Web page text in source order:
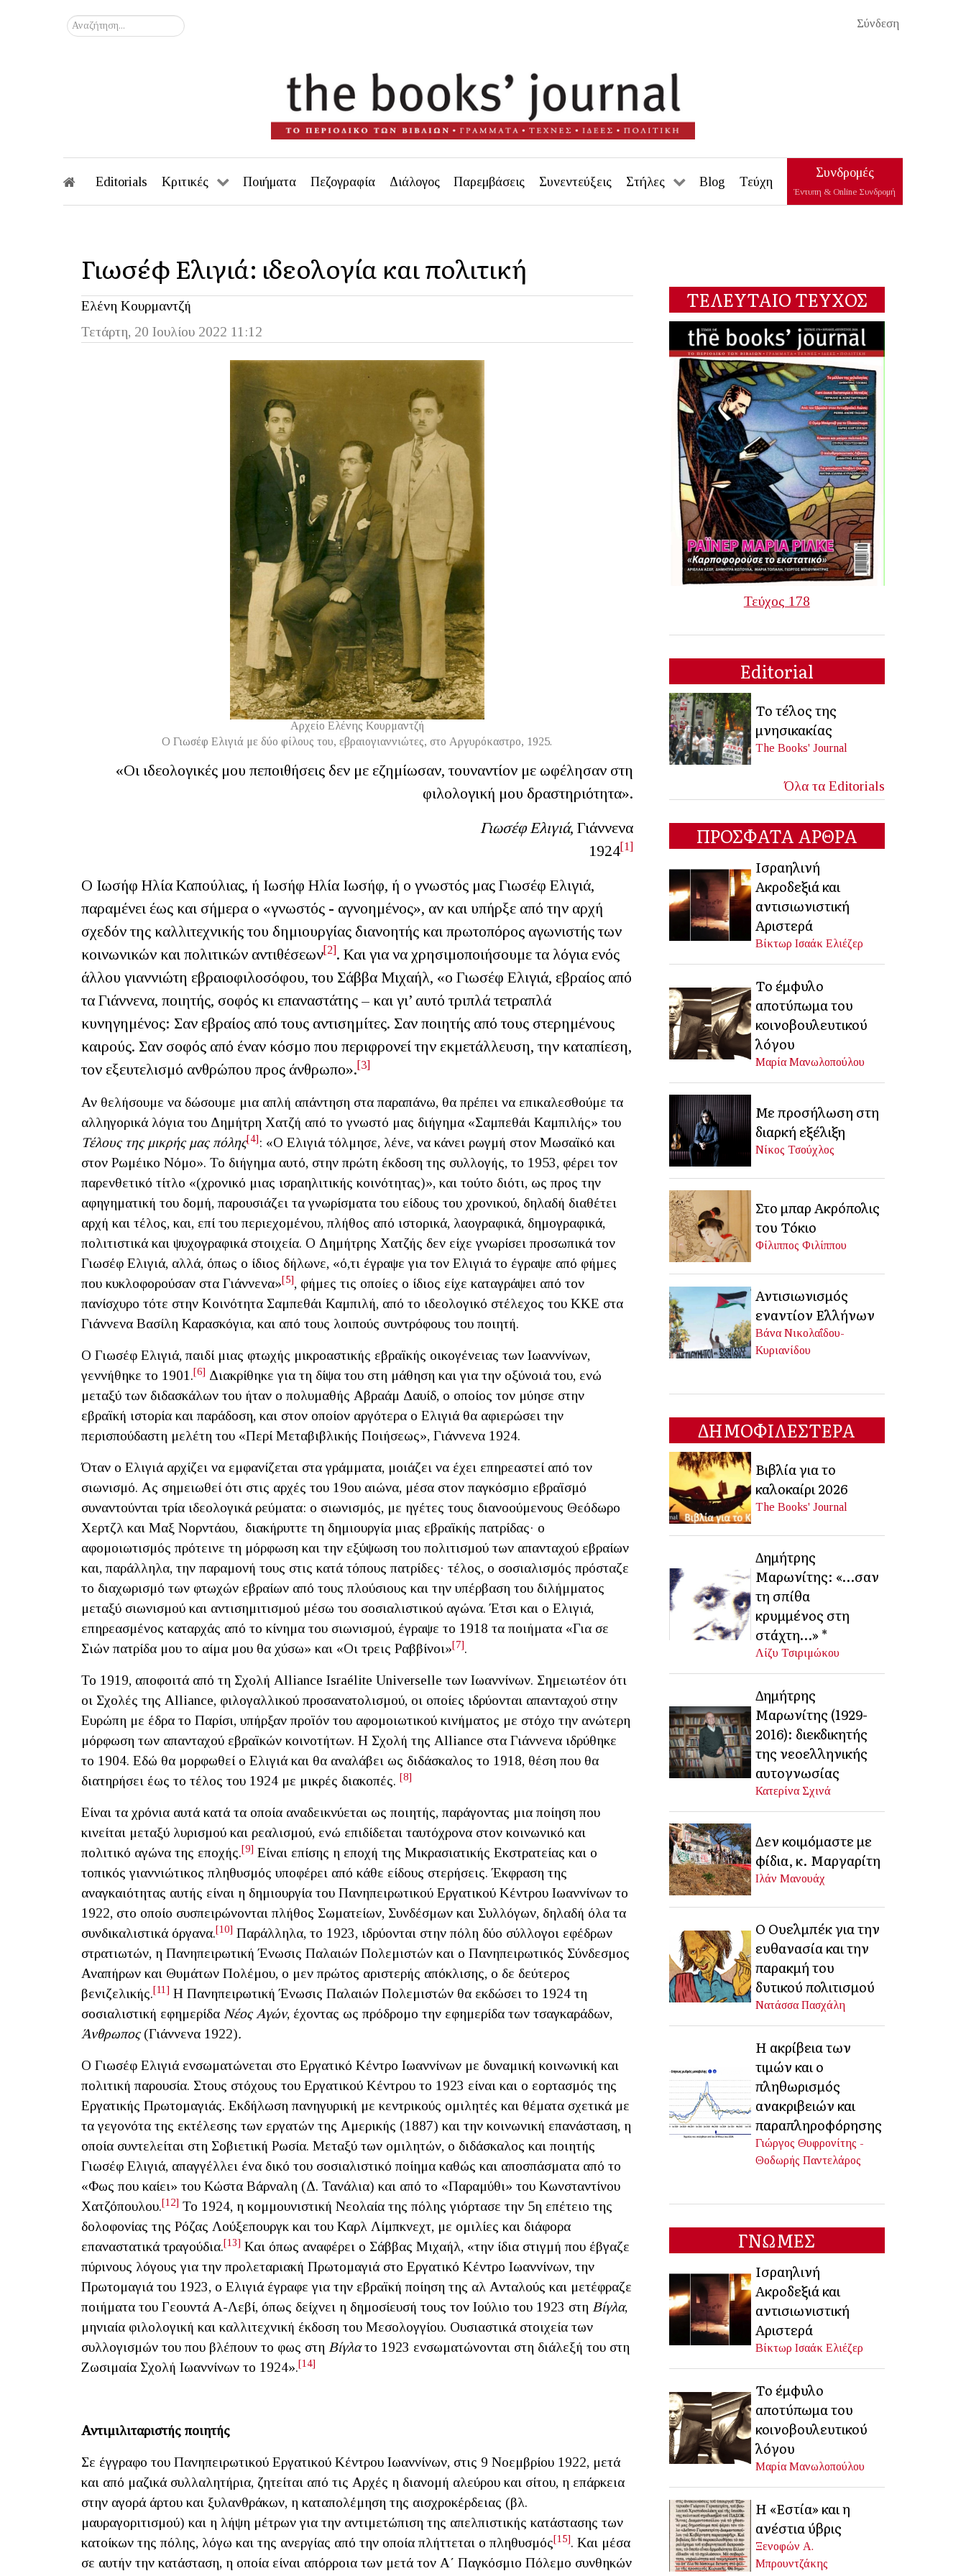
Σύνδεση
Αναζήτηση...
Editorials Κριτικές Ποιήματα Πεζογραφία Διάλογος Παρεμβάσεις Συνεντεύξεις Στήλες Blog Τεύχη
Συνδρομές
Έντυπη & Online Συνδρομή
Γιωσέφ Ελιγιά: ιδεολογία και πολιτική
Ελένη Κουρμαντζή
Τετάρτη, 20 Ιουλίου 2022 11:12
Αρχείο Ελένης Κουρμαντζή
O Γιωσέφ Ελιγιά με δύο φίλους του, εβραιογιαννιώτες, στο Αργυρόκαστρο, 1925.
«Οι ιδεολογικές μου πεποιθήσεις δεν με εζημίωσαν, τουναντίον με ωφέλησαν στη
φιλολογική μου δραστηριότητα».
Γιωσέφ Ελιγιά, Γιάννενα
1924[1]
Ο Ιωσήφ Ηλία Καπούλιας, ή Ιωσήφ Ηλία Ιωσήφ, ή ο γνωστός μας Γιωσέφ Ελιγιά,
παραμένει έως και σήμερα ο «γνωστός - αγνοημένος», αν και υπήρξε από την αρχή
σχεδόν της καλλιτεχνικής του δημιουργίας διανοητής και πρωτοπόρος αγωνιστής των
κοινωνικών και πολιτικών αντιθέσεων[2]. Και για να χρησιμοποιήσουμε τα λόγια ενός
άλλου γιαννιώτη εβραιοφιλοσόφου, του Σάββα Μιχαήλ, «ο Γιωσέφ Ελιγιά, εβραίος από
τα Γιάννενα, ποιητής, σοφός κι επαναστάτης – και γι’ αυτό τριπλά τετραπλά
κυνηγημένος: Σαν εβραίος από τους αντισημίτες. Σαν ποιητής από τους στερημένους
καιρούς. Σαν σοφός από έναν κόσμο που περιφρονεί την εκμετάλλευση, την καταπίεση,
τον εξευτελισμό ανθρώπου προς άνθρωπο».[3]
Αν θελήσουμε να δώσουμε μια απλή απάντηση στα παραπάνω, θα πρέπει να επικαλεσθούμε τα
αλληγορικά λόγια του Δημήτρη Χατζή από το γνωστό μας διήγημα «Σαμπεθάι Καμπιλής» του
Τέλους της μικρής μας πόλης[4]: «Ο Ελιγιά τόλμησε, λένε, να κάνει ρωγμή στον Μωσαϊκό και
στον Ρωμέικο Νόμο». Το διήγημα αυτό, στην πρώτη έκδοση της συλλογής, το 1953, φέρει τον
παρενθετικό τίτλο «(χρονικό μιας ισραηλιτικής κοινότητας)», και τούτο διότι, ως προς την
αφηγηματική του δομή, παρουσιάζει τα γνωρίσματα του είδους του χρονικού, δηλαδή διαθέτει
αρχή και τέλος, και, επί του περιεχομένου, πλήθος από ιστορικά, λαογραφικά, δημογραφικά,
πολιτιστικά και ψυχογραφικά στοιχεία. Ο Δημήτρης Χατζής δεν είχε γνωρίσει προσωπικά τον
Γιωσέφ Ελιγιά, αλλά, όπως ο ίδιος δήλωνε, «ό,τι έγραψε για τον Ελιγιά το έγραψε από φήμες
που κυκλοφορούσαν στα Γιάννενα»[5], φήμες τις οποίες ο ίδιος είχε καταγράψει από τον
πανίσχυρο τότε στην Κοινότητα Σαμπεθάι Καμπιλή, από το ιδεολογικό στέλεχος του ΚΚΕ στα
Γιάννενα Βασίλη Καρασκόγια, και από τους λοιπούς συντρόφους του ποιητή.
Ο Γιωσέφ Ελιγιά, παιδί μιας φτωχής μικροαστικής εβραϊκής οικογένειας των Ιωαννίνων,
γεννήθηκε το 1901.[6] Διακρίθηκε για τη δίψα του στη μάθηση και για την οξύνοιά του, ενώ
μεταξύ των διδασκάλων του ήταν ο πολυμαθής Αβραάμ Δαυίδ, ο οποίος τον μύησε στην
εβραϊκή ιστορία και παράδοση, και στον οποίον αργότερα ο Ελιγιά θα αφιερώσει την
περισπούδαστη μελέτη του «Περί Μεταβιβλικής Ποιήσεως», Γιάννενα 1924.
Όταν ο Ελιγιά αρχίζει να εμφανίζεται στα γράμματα, μοιάζει να έχει επηρεαστεί από τον
σιωνισμό. Ας σημειωθεί ότι στις αρχές του 19ου αιώνα, μέσα στον παγκόσμιο εβραϊσμό
συναντούνται τρία ιδεολογικά ρεύματα: ο σιωνισμός, με ηγέτες τους διανοούμενους Θεόδωρο
Χερτζλ και Μαξ Νορντάου, διακήρυττε τη δημιουργία μιας εβραϊκής πατρίδας· ο
αφομοιωτισμός πρότεινε τη μόρφωση και την εξύψωση του πολιτισμού των απανταχού εβραίων
και, παράλληλα, την παραμονή τους στις κατά τόπους πατρίδες· τέλος, ο σοσιαλισμός πρόσταζε
το διαχωρισμό των φτωχών εβραίων από τους πλούσιους και την υπέρβαση του διλήμματος
μεταξύ σιωνισμού και αντισημιτισμού μέσω του σοσιαλιστικού αγώνα. Έτσι και ο Ελιγιά,
επηρεασμένος καταρχάς από το κίνημα του σιωνισμού, έγραψε το 1918 τα ποιήματα «Για σε
Σιών πατρίδα μου το αίμα μου θα χύσω» και «Οι τρεις Ραββίνοι»[7].
Το 1919, αποφοιτά από τη Σχολή Alliance Israélite Universelle των Ιωαννίνων. Σημειωτέον ότι
οι Σχολές της Alliance, φιλογαλλικού προσανατολισμού, οι οποίες ιδρύονται απανταχού στην
Ευρώπη με έδρα το Παρίσι, υπήρξαν προϊόν του αφομοιωτικού κινήματος με στόχο την ανώτερη
μόρφωση των απανταχού εβραϊκών κοινοτήτων. Η Σχολή της Alliance στα Γιάννενα ιδρύθηκε
το 1904. Εδώ θα μορφωθεί ο Ελιγιά και θα αναλάβει ως διδάσκαλος το 1918, θέση που θα
διατηρήσει έως το τέλος του 1924 με μικρές διακοπές. [8]
Είναι τα χρόνια αυτά κατά τα οποία αναδεικνύεται ως ποιητής, παράγοντας μια ποίηση που
κινείται μεταξύ λυρισμού και ρεαλισμού, ενώ επιδίδεται ταυτόχρονα στον κοινωνικό και
πολιτικό αγώνα της εποχής.[9] Είναι επίσης η εποχή της Μικρασιατικής Εκστρατείας και ο
τοπικός γιαννιώτικος πληθυσμός υποφέρει από κάθε είδους στερήσεις. Έκφραση της
αναγκαιότητας αυτής είναι η δημιουργία του Πανηπειρωτικού Εργατικού Κέντρου Ιωαννίνων το
1922, στο οποίο συσπειρώνονται πλήθος Σωματείων, Συνδέσμων και Συλλόγων, δηλαδή όλα τα
συνδικαλιστικά όργανα.[10] Παράλληλα, το 1923, ιδρύονται στην πόλη δύο σύλλογοι εφέδρων
στρατιωτών, η Πανηπειρωτική Ένωσις Παλαιών Πολεμιστών και ο Πανηπειρωτικός Σύνδεσμος
Αναπήρων και Θυμάτων Πολέμου, ο μεν πρώτος αριστερής απόκλισης, ο δε δεύτερος
βενιζελικής.[11] Η Πανηπειρωτική Ένωσις Παλαιών Πολεμιστών θα εκδώσει το 1924 τη
σοσιαλιστική εφημερίδα Νέος Αγών, έχοντας ως πρόδρομο την εφημερίδα των τσαγκαράδων,
Άνθρωπος(Γιάννενα 1922).
Ο Γιωσέφ Ελιγιά ενσωματώνεται στο Εργατικό Κέντρο Ιωαννίνων με δυναμική κοινωνική και
πολιτική παρουσία. Στους στόχους του Εργατικού Κέντρου το 1923 είναι και ο εορτασμός της
Εργατικής Πρωτομαγιάς. Εκδήλωση πανηγυρική με κεντρικούς ομιλητές και θέματα σχετικά με
τα γεγονότα της εκτέλεσης των εργατών της Αμερικής (1887) και την κοινωνική επανάσταση, η
οποία συντελείται στη Σοβιετική Ρωσία. Μεταξύ των ομιλητών, ο διδάσκαλος και ποιητής
Γιωσέφ Ελιγιά, απαγγέλλει ένα δικό του σοσιαλιστικό ποίημα καθώς και αποσπάσματα από το
«Φως που καίει» του Κώστα Βάρναλη (Δ. Τανάλια) και από το «Παραμύθι» του Κωνσταντίνου
Χατζόπουλου.[12] Το 1924, η κομμουνιστική Νεολαία της πόλης γιόρτασε την 5η επέτειο της
δολοφονίας της Ρόζας Λούξεπουργκ και του Καρλ Λίμπκνεχτ, με ομιλίες και διάφορα
επαναστατικά τραγούδια.[13] Και όπως αναφέρει ο Σάββας Μιχαήλ, «την ίδια στιγμή που έβγαζε
πύρινους λόγους για την προλεταριακή Πρωτομαγιά στο Εργατικό Κέντρο Ιωαννίνων, την
Πρωτομαγιά του 1923, ο Ελιγιά έγραφε για την εβραϊκή ποίηση της αλ Ανταλούς και μετέφραζε
ποιήματα του Γεουντά Α-Λεβί, όπως δείχνει η δημοσίευσή τους τον Ιούλιο του 1923 στη Βίγλα,
μηνιαία φιλολογική και καλλιτεχνική έκδοση του Μεσολογγίου. Ουσιαστικά στοιχεία των
συλλογισμών του που βλέπουν το φως στη Βίγλατο 1923 ενσωματώνονται στη διάλεξή του στη
Ζωσιμαία Σχολή Ιωαννίνων το 1924».[14]
Αντιμιλιταριστής ποιητής
Σε έγγραφο του Πανηπειρωτικού Εργατικού Κέντρου Ιωαννίνων, στις 9 Νοεμβρίου 1922, μετά
και από μαζικά συλλαλητήρια, ζητείται από τις Αρχές η διανομή αλεύρου και σίτου, η επάρκεια
στην αγορά άρτου και ξυλανθράκων, η καταπολέμηση της αισχροκέρδειας (βλ.
μαυραγοριτισμού) και η λήψη μέτρων για την αντιμετώπιση της απελπιστικής κατάστασης των
κατοίκων της πόλης, λόγω και της ανεργίας από την οποία πλήττεται ο πληθυσμός[15]. Και μέσα
σε αυτήν την κατάσταση, η οποία είναι απόρροια των μετά τον Α΄ Παγκόσμιο Πόλεμο συνθηκών
ΤΕΛΕΥΤΑΙΟ ΤΕΥΧΟΣ
Τεύχος 178
Editorial
Το τέλος της
μνησικακίας
The Books' Journal
Όλα τα Editorials
ΠΡΟΣΦΑΤΑ ΑΡΘΡΑ
Ισραηλινή
Ακροδεξιά και
αντισιωνιστική
Αριστερά
Βίκτωρ Ισαάκ Ελιέζερ
Το έμφυλο
αποτύπωμα του
κοινοβουλευτικού
λόγου
Μαρία Μανωλοπούλου
Με προσήλωση στη
διαρκή εξέλιξη
Νίκος Τσούχλος
Στο μπαρ Ακρόπολις
του Τόκιο
Φίλιππος Φιλίππου
Αντισιωνισμός
εναντίον Ελλήνων
Βάνα Νικολαΐδου-
Κυριανίδου
ΔΗΜΟΦΙΛΕΣΤΕΡΑ
Βιβλία για το
καλοκαίρι 2026
The Books' Journal
Δημήτρης
Μαρωνίτης: «…σαν
τη σπίθα
κρυμμένος στη
στάχτη…» *
Λίζυ Τσιριμώκου
Δημήτρης
Μαρωνίτης (1929-
2016): διεκδικητής
της νεοελληνικής
αυτογνωσίας
Κατερίνα Σχινά
Δεν κοιμόμαστε με
φίδια, κ. Μαργαρίτη
Ιλάν Μανουάχ
Ο Ουελμπέκ για την
ευθανασία και την
παρακμή του
δυτικού πολιτισμού
Νατάσσα Πασχάλη
Η ακρίβεια των
τιμών και ο
πληθωρισμός
ανακριβειών και
παραπληροφόρησης
Γιώργος Θυφρονίτης -
Θοδωρής Παντελάρος
ΓΝΩΜΕΣ
Ισραηλινή
Ακροδεξιά και
αντισιωνιστική
Αριστερά
Βίκτωρ Ισαάκ Ελιέζερ
Το έμφυλο
αποτύπωμα του
κοινοβουλευτικού
λόγου
Μαρία Μανωλοπούλου
Η «Εστία» και η
ανέστια ύβρις
Ξενοφών Α.
Μπρουντζάκης